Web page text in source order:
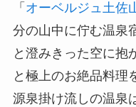
「 オーベルジュ土佐
分の山中に佇む温泉
と澄みきった空に抱
と極上のお絶品料理
源泉掛け流しの温泉